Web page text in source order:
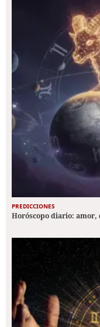
PREDICCIONES
Horóscopo diario: amor,